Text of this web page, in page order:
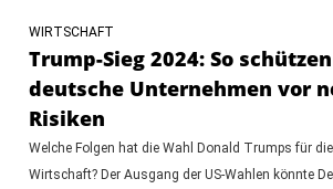
WIRTSCHAFT
Trump-Sieg 2024: So
deutsche Unternehmen vor
Risiken
Welche Folgen hat die Wahl Donald Trumps für
Wirtschaft? Der Ausgang der US-Wahlen könnte